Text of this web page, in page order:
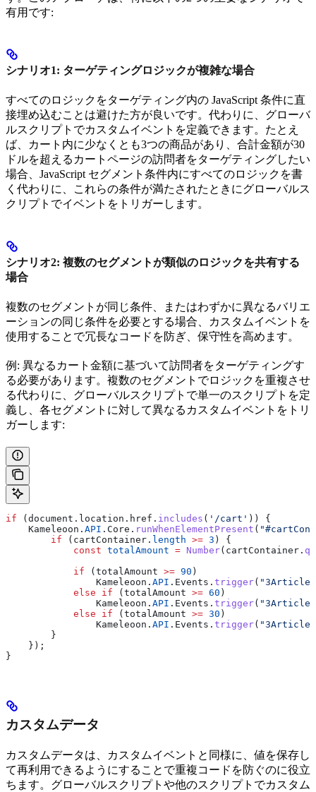
有用です:
シナリオ1: ターゲティングロジックが複雑な場合
すべてのロジックをターゲティング内の JavaScript 条件に直
接埋め込むことは避けた方が良いです。代わりに、グローバ
ルスクリプトでカスタムイベントを定義できます。たとえ
ば、カート内に少なくとも3つの商品があり、合計金額が30
ドルを超えるカートページの訪問者をターゲティングしたい
場合、JavaScript セグメント条件内にすべてのロジックを書
く代わりに、これらの条件が満たされたときにグローバルス
クリプトでイベントをトリガーします。
シナリオ2: 複数のセグメントが類似のロジックを共有する
場合
複数のセグメントが同じ条件、またはわずかに異なるバリエ
ーションの同じ条件を必要とする場合、カスタムイベントを
使用することで冗長なコードを防ぎ、保守性を高めます。
例: 異なるカート金額に基づいて訪問者をターゲティングす
る必要があります。複数のセグメントでロジックを重複させ
る代わりに、グローバルスクリプトで単一のスクリプトを定
義し、各セグメントに対して異なるカスタムイベントをトリ
ガーします:
if ( document . location . href . includes ( '/cart' )) {
    Kameleoon
. API . Core . runWhenElementPresent (
        if
( cartContainer . length >= 3 ) {
            const
totalAmount = Number( cartContainer .
            if
( totalAmount >= 90 )
                Kameleoon
. API . Events . trigger(
            else
if ( totalAmount >= 60 )
                Kameleoon
. API . Events . trigger(
            else
if ( totalAmount >= 30 )
                Kameleoon
. API . Events . trigger(
        }
    });
}
カスタムデータ
カスタムデータは、カスタムイベントと同様に、値を保存し
て再利用できるようにすることで重複コードを防ぐのに役立
ちます。グローバルスクリプトや他のスクリプトでカスタム